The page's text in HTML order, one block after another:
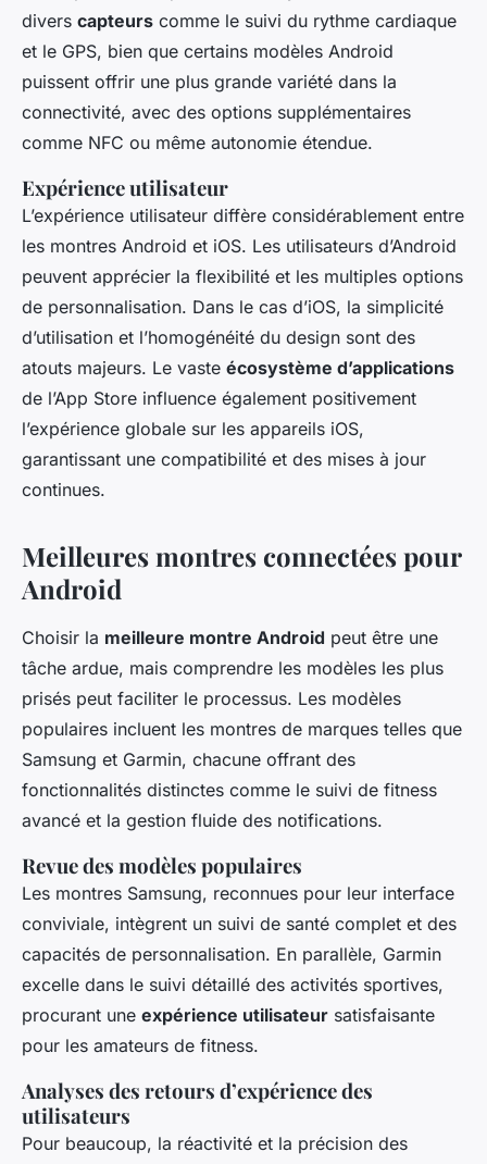
divers capteurs comme le suivi du rythme cardiaque
et le GPS, bien que certains modèles Android
puissent offrir une plus grande variété dans la
connectivité, avec des options supplémentaires
comme NFC ou même autonomie étendue.
Expérience utilisateur
L’expérience utilisateur diffère considérablement entre
les montres Android et iOS. Les utilisateurs d’Android
peuvent apprécier la flexibilité et les multiples options
de personnalisation. Dans le cas d’iOS, la simplicité
d’utilisation et l’homogénéité du design sont des
atouts majeurs. Le vaste écosystème d’applications
de l’App Store influence également positivement
l’expérience globale sur les appareils iOS,
garantissant une compatibilité et des mises à jour
continues.
Meilleures montres connectées pour
Android
Choisir la meilleure montre Android peut être une
tâche ardue, mais comprendre les modèles les plus
prisés peut faciliter le processus. Les modèles
populaires incluent les montres de marques telles que
Samsung et Garmin, chacune offrant des
fonctionnalités distinctes comme le suivi de fitness
avancé et la gestion fluide des notifications.
Revue des modèles populaires
Les montres Samsung, reconnues pour leur interface
conviviale, intègrent un suivi de santé complet et des
capacités de personnalisation. En parallèle, Garmin
excelle dans le suivi détaillé des activités sportives,
procurant une expérience utilisateur satisfaisante
pour les amateurs de fitness.
Analyses des retours d’expérience des
utilisateurs
Pour beaucoup, la réactivité et la précision des